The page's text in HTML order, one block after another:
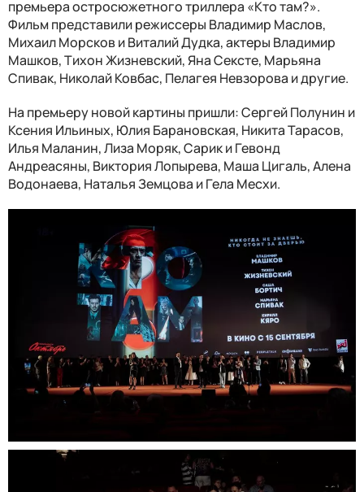
премьера остросюжетного триллера «Кто там?».
Фильм представили режиссеры Владимир Маслов,
Михаил Морсков и Виталий Дудка, актеры Владимир
Машков, Тихон Жизневский, Яна Сексте, Марьяна
Спивак, Николай Ковбас, Пелагея Невзорова и другие.
На премьеру новой картины пришли: Сергей Полунин и
Ксения Ильиных, Юлия Барановская, Никита Тарасов,
Илья Маланин, Лиза Моряк, Сарик и Гевонд
Андреасяны, Виктория Лопырева, Маша Цигаль, Алена
Водонаева, Наталья Земцова и Гела Месхи.